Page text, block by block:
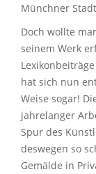
Münchner
Doch wollte
seinem Werk
hat sich nun
Weise sogar!
jahrelanger
Spur des
deswegen so
Gemälde in